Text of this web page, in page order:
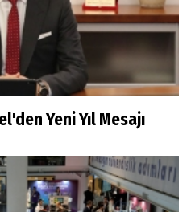
Yeni Yıl Mesajı